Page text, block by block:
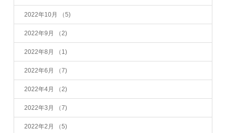
2022年10月 （5)
2022年9月 （2)
2022年8月 （1)
2022年6月 （7)
2022年4月 （2)
2022年3月 （7)
2022年2月 （5)